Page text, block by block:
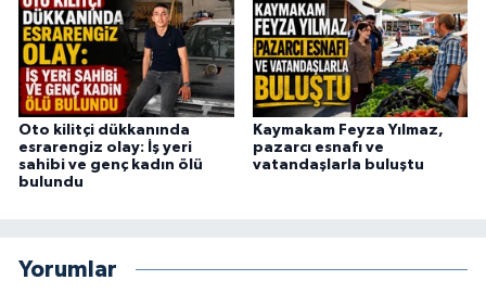
Oto kilitçi dükkanında
esrarengiz olay: İş yeri
sahibi ve genç kadın ölü
bulundu
Kaymakam Feyza Yılmaz,
pazarcı esnafı ve
vatandaşlarla buluştu
Yorumlar